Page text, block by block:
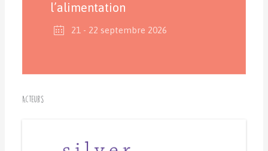
l’alimentation
21 - 22 septembre 2026
Acteurs